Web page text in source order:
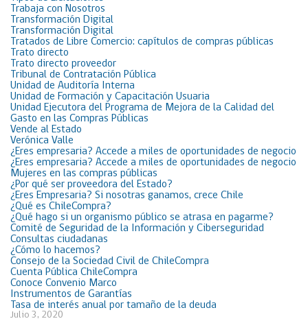
Trabaja con Nosotros
Transformación Digital
Transformación Digital
Tratados de Libre Comercio: capítulos de compras públicas
Trato directo
Trato directo proveedor
Tribunal de Contratación Pública
Unidad de Auditoría Interna
Unidad de Formación y Capacitación Usuaria
Unidad Ejecutora del Programa de Mejora de la Calidad del
Gasto en las Compras Públicas
Vende al Estado
Verónica Valle
¿Eres empresaria? Accede a miles de oportunidades de negocio
¿Eres empresaria? Accede a miles de oportunidades de negocio
Mujeres en las compras públicas
¿Por qué ser proveedora del Estado?
¿Eres Empresaria? Si nosotras ganamos, crece Chile
¿Qué es ChileCompra?
¿Qué hago si un organismo público se atrasa en pagarme?
Comité de Seguridad de la Información y Ciberseguridad
Consultas ciudadanas
¿Cómo lo hacemos?
Consejo de la Sociedad Civil de ChileCompra
Cuenta Pública ChileCompra
Conoce Convenio Marco
Instrumentos de Garantías
Tasa de interés anual por tamaño de la deuda
Julio 3, 2020